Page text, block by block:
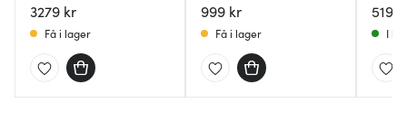
3279 kr
Få i lager
999 kr
Få i lager
519
I